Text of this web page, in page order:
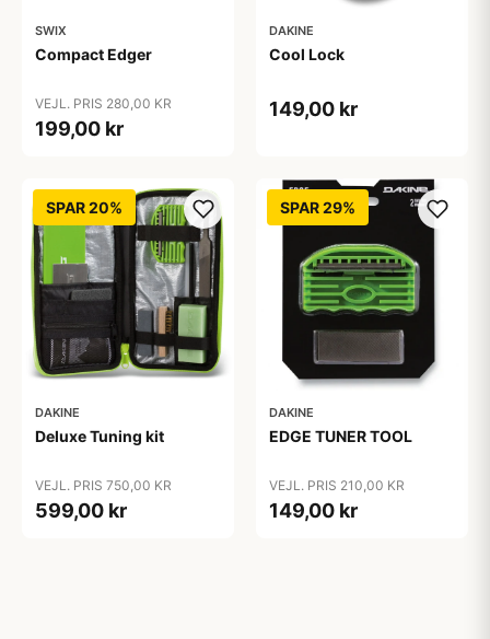
SWIX
Compact Edger
VEJL. PRIS 280,00 KR
199,00 kr
DAKINE
Cool Lock
149,00 kr
SPAR 20%
DAKINE
Deluxe Tuning kit
VEJL. PRIS 750,00 KR
599,00 kr
SPAR 29%
DAKINE
EDGE TUNER TOOL
VEJL. PRIS 210,00 KR
149,00 kr